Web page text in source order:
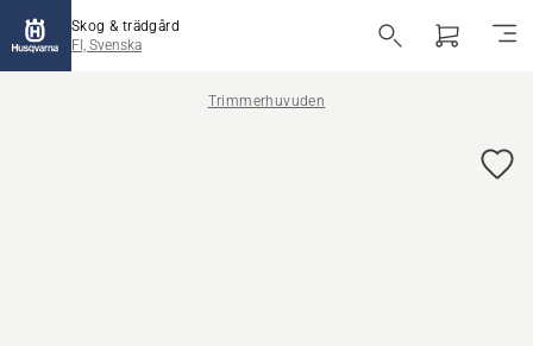
Skog & trädgård
FI, Svenska
Trimmerhuvuden